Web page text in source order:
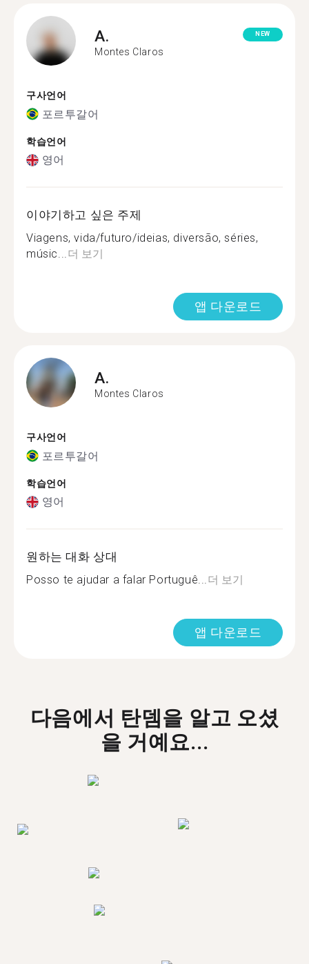
A.
Montes Claros
NEW
구사언어
포르투갈어
학습언어
영어
이야기하고 싶은 주제
Viagens, vida/futuro/ideias, diversão, séries,
músic...더 보기
앱 다운로드
A.
Montes Claros
구사언어
포르투갈어
학습언어
영어
원하는 대화 상대
Posso te ajudar a falar Portuguê...더 보기
앱 다운로드
다음에서 탄뎀을 알고 오셨
을 거예요...